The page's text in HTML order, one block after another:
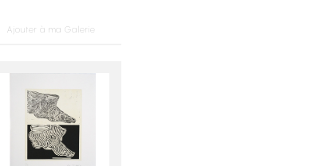
Ajouter à ma Galerie